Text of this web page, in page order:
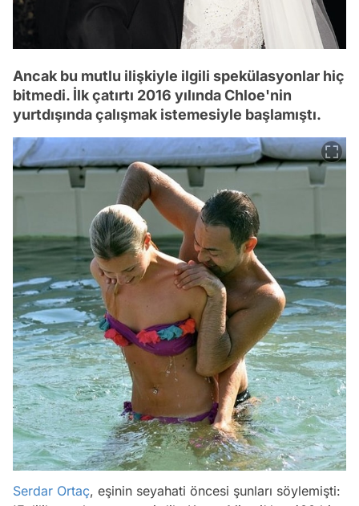
Ancak bu mutlu ilişkiyle ilgili spekülasyonlar hiç
bitmedi. İlk çatırtı 2016 yılında Chloe'nin
yurtdışında çalışmak istemesiyle başlamıştı.
Serdar Ortaç, eşinin seyahati öncesi şunları söylemişti: